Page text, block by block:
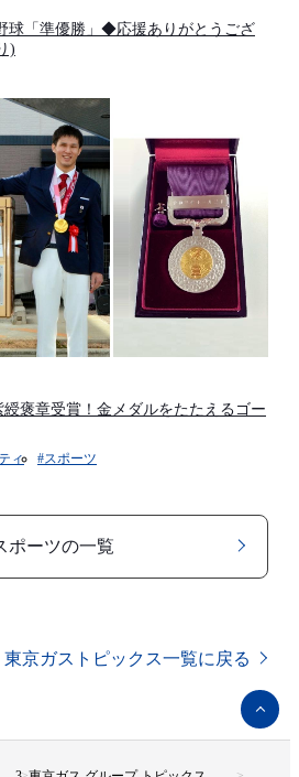
球「準優勝」◆応援ありがとうござ
)
褒章受賞！金メダルをたたえるゴー
ィ #スポーツ
ポーツの一覧
東京ガストピックス一覧に戻る
ペ
ー
ジ